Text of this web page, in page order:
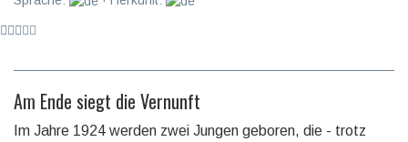
Am Ende siegt die Vernunft
Im Jahre 1924 werden zwei Jungen geboren, die - trotz